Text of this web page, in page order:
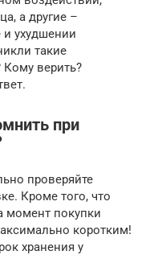
а другие –
ухудшении
такие
верить?
при
проверяйте
Кроме того, что
момент покупки
коротким!
хранения у